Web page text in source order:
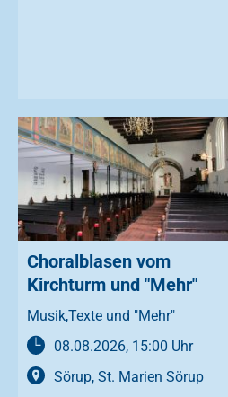
Choralblasen vom
Kirchturm und "Mehr"
Musik,Texte und "Mehr"
08.08.2026, 15:00 Uhr
Sörup, St. Marien Sörup